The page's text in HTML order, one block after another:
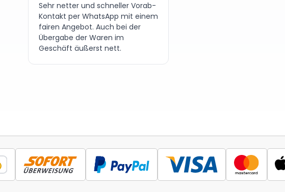
Sehr netter und schneller Vorab-
Kontakt per WhatsApp mit einem
fairen Angebot. Auch bei der
Übergabe der Waren im
Geschäft äußerst nett.